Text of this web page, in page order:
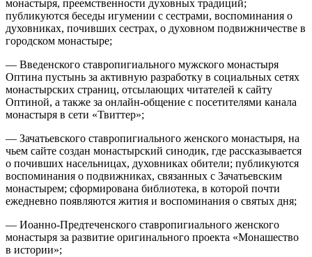
монастыря, преемственности духовных традиций;
публикуются беседы игумении с сестрами, воспоминания о
духовниках, почивших сестрах, о духовном подвижничестве в
городском монастыре;
― Введенского ставропигиального мужского монастыря
Оптина пустынь за активную разработку в социальных сетях
монастырских страниц, отсылающих читателей к сайту
Оптиной, а также за онлайн-общение с посетителями канала
монастыря в сети «Твиттер»;
― Зачатьевского ставропигиального женского монастыря, на
чьем сайте создан монастырский синодик, где рассказывается
о почивших насельницах, духовниках обители; публикуются
воспоминания о подвижниках, связанных с Зачатьевским
монастырем; сформирована библиотека, в которой почти
ежедневно появляются жития и воспоминания о святых дня;
― Иоанно-Предтеченского ставропигиального женского
монастыря за развитие оригинального проекта «Монашество
в истории»;